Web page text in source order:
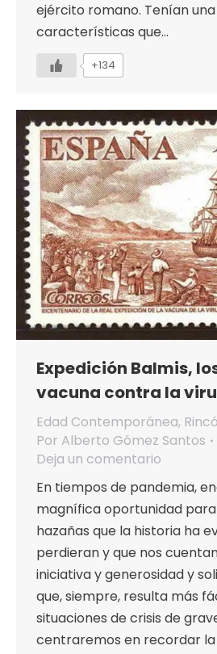
ejército romano. Tenían
características que…
+134
Expedición Balmis,
vacuna contra la
Edad Contemporánea,
Por Alberto Gómez Santos
Deja un comentario
En tiempos de pandemia,
magnífica oportunidad
hazañas que la historia ha
perdieran y que nos
iniciativa y generosidad y
que, siempre, resulta más
situaciones de crisis de
centraremos en recordar la